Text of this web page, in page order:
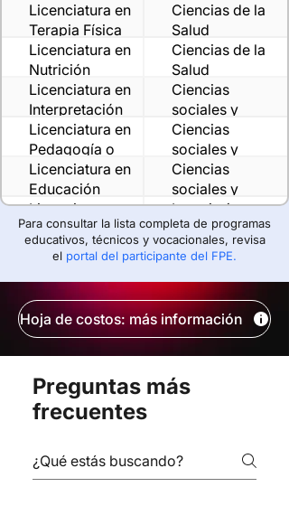
Fisioterapia
Licenciatura en
Terapia Física
Ciencias de la
Salud
Licenciatura en
Nutrición
Ciencias de la
Salud
Licenciatura en
Interpretación
Ciencias
sociales y
Administrativas
Licenciatura en
Pedagogía o
Psicopedagogía
Ciencias
sociales y
Administrativas
Licenciatura en
Educación
Ciencias
sociales y
Administrativas
Licenciatura en
Robótica
Ingeniería,
Tecnología y
Diseño
Ingeniería en
Robótica
Ingeniería,
Diseño
Ingeniería en
Materiales
Ingeniería,
Tecnología y
Diseño
Ingeniería en
Ingeniería,
Para consultar la lista completa de programas
educativos, técnicos y vocacionales, revisa
el portal del participante del FPE.
Hoja de costos: más información
Preguntas más
frecuentes